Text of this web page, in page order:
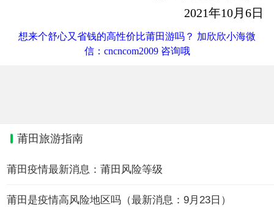
2021年10月6日
想来个舒心又省钱的高性价比莆田游吗？ 加欣欣小海微
信：cncncom2009 咨询哦
莆田旅游指南
莆田疫情最新消息：莆田风险等级
莆田是疫情高风险地区吗（最新消息：9月23日）